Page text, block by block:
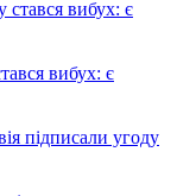
вибух: є